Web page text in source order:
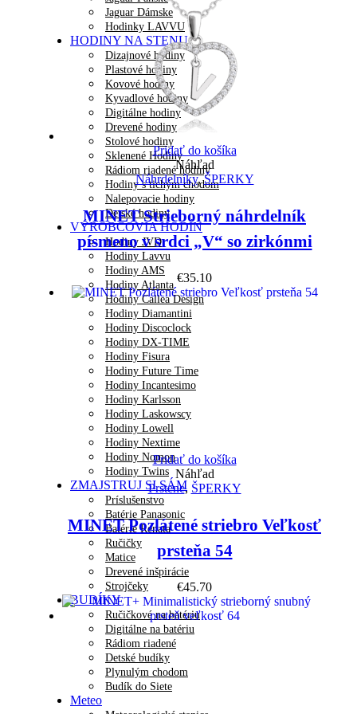
Jaguar Dámske
Hodinky LAVVU
HODINY NA STENU
Dizajnové hodiny
Plastové hodiny
Kovové hodiny
Kyvadlové hodiny
Digitálne hodiny
Drevené hodiny
Stolové hodiny
Sklenené Hodiny
Rádiom riadené hodiny
Hodiny s tichým chodom
Nalepovacie hodiny
Detské hodiny
VÝROBCOVIA HODÍN
Hodiny JVD
Hodiny Lavvu
Hodiny AMS
Hodiny Atlanta
Hodiny Callea Design
Hodiny Diamantini
Hodiny Discoclock
Hodiny DX-TIME
Hodiny Fisura
Hodiny Future Time
Hodiny Incantesimo
Hodiny Karlsson
Hodiny Laskowscy
Hodiny Lowell
Hodiny Nextime
Hodiny Nomon
Hodiny Twins
ZMAJSTRUJ SI SÁM
Príslušenstvo
Batérie Panasonic
Batérie Renata
Ručičky
Matice
Drevené inšpirácie
Strojčeky
BUDÍKY
Ručičkové na batériu
Digitálne na batériu
Rádiom riadené
Detské budíky
Plynulým chodom
Budík do Siete
Meteo
Pridať do košíka
Náhľad
Náhrdelníky,ŠPERKY
MINET Strieborný náhrdelník
písmeno v srdci „V“ so zirkónmi
€35.10
Pridať do košíka
Náhľad
Prstene, ŠPERKY
MINET Pozlátené striebro Veľkosť
prsteňa 54
€45.70